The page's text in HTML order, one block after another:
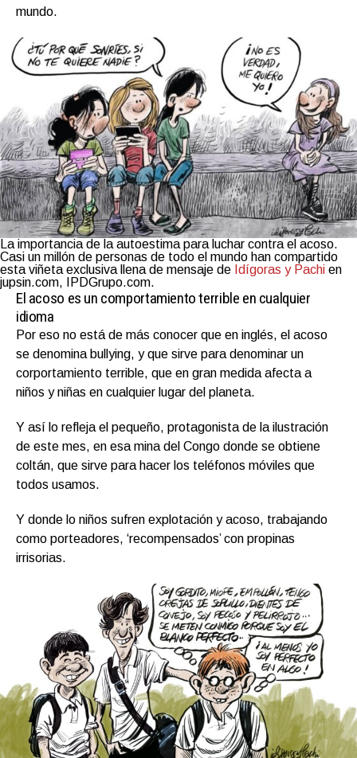
mundo.
La importancia de la autoestima para luchar contra el acoso.
Casi un millón de personas de todo el mundo han compartido
esta viñeta exclusiva llena de mensaje de Idígoras y Pachi en
jupsin.com, IPDGrupo.com.
El acoso es un comportamiento terrible en cualquier
idioma
Por eso no está de más conocer que en inglés, el acoso
se denomina bullying, y que sirve para denominar un
corportamiento terrible, que en gran medida afecta a
niños y niñas en cualquier lugar del planeta.
Y así lo refleja el pequeño, protagonista de la ilustración
de este mes, en esa mina del Congo donde se obtiene
coltán, que sirve para hacer los teléfonos móviles que
todos usamos.
Y donde lo niños sufren explotación y acoso, trabajando
como porteadores, ‘recompensados’ con propinas
irrisorias.